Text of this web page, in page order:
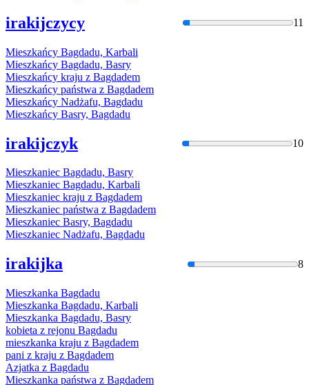
irakijczycy 11
Mieszkańcy Bagdadu, Karbali
Mieszkańcy Bagdadu, Basry
Mieszkańcy kraju z Bagdadem
Mieszkańcy państwa z Bagdadem
Mieszkańcy Nadżafu, Bagdadu
Mieszkańcy Basry, Bagdadu
irakijczyk 10
Mieszkaniec Bagdadu, Basry
Mieszkaniec Bagdadu, Karbali
Mieszkaniec kraju z Bagdadem
Mieszkaniec państwa z Bagdadem
Mieszkaniec Basry, Bagdadu
Mieszkaniec Nadżafu, Bagdadu
irakijka 8
Mieszkanka Bagdadu
Mieszkanka Bagdadu, Karbali
Mieszkanka Bagdadu, Basry
kobieta z rejonu Bagdadu
mieszkanka kraju z Bagdadem
pani z kraju z Bagdadem
Azjatka z Bagdadu
Mieszkanka państwa z Bagdadem